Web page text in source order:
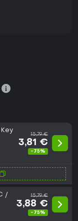
15,79 €
3,81 €
-75%
/
15,79 €
3,88 €
-75%